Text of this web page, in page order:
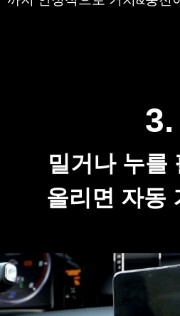
3.
밀거나 누를
올리면 자동